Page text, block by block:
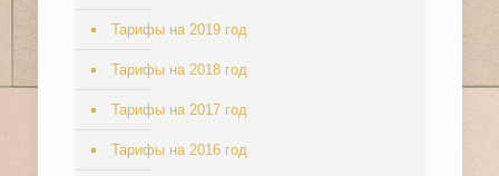
Тарифы на 2019 год
Тарифы на 2018 год
Тарифы на 2017 год
Тарифы на 2016 год